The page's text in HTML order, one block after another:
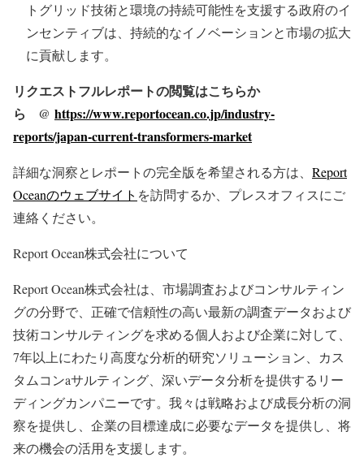
トグリッド技術と環境の持続可能性を支援する政府のイ
ンセンティブは、持続的なイノベーションと市場の拡大
に貢献します。
リクエストフルレポートの閲覧はこちらか
ら @ https://www.reportocean.co.jp/industry-
reports/japan-current-transformers-market
詳細な洞察とレポートの完全版を希望される方は、 Report
Oceanのウェブサイト を訪問するか、プレスオフィスにご
連絡ください。
Report Ocean株式会社について
Report Ocean株式会社は、市場調査およびコンサルティン
グの分野で、正確で信頼性の高い最新の調査データおよび
技術コンサルティングを求める個人および企業に対して、
7年以上にわたり高度な分析的研究ソリューション、カス
タムコンaサルティング、深いデータ分析を提供するリー
ディングカンパニーです。我々は戦略および成長分析の洞
察を提供し、企業の目標達成に必要なデータを提供し、将
来の機会の活用を支援します。